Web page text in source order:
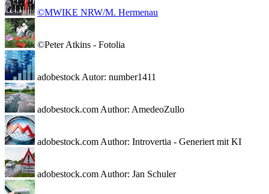
©MWIKE NRW/M. Hermenau
©Peter Atkins - Fotolia
adobestock Autor: number1411
adobestock.com Author: AmedeoZullo
adobestock.com Author: Introvertia - Generiert mit KI
adobestock.com Author: Jan Schuler